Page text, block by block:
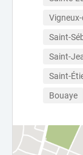
Saint-
Saint-
Saint-
Bouaye